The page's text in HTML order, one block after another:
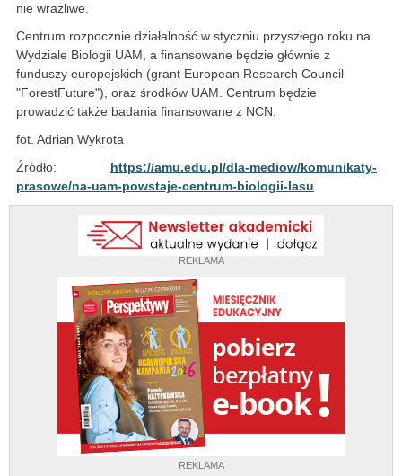
REKLAMA
REKLAMA
nie wrażliwe.
Centrum rozpocznie działalność w styczniu przyszłego roku na
Wydziale Biologii UAM, a finansowane będzie głównie z
funduszy europejskich (grant European Research Council
"ForestFuture"), oraz środków UAM. Centrum będzie
prowadzić także badania finansowane z NCN.
fot. Adrian Wykrota
Źródło: https://amu.edu.pl/dla-mediow/komunikaty-
prasowe/na-uam-powstaje-centrum-biologii-lasu